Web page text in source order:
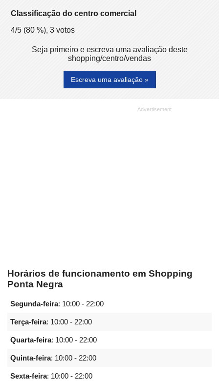
Classificação do centro comercial
4/5 (80 %), 3 votos
Seja primeiro e escreva uma avaliação deste
shopping/centro/vendas
Escreva uma avaliação »
Horários de funcionamento em Shopping
Ponta Negra
Segunda-feira: 10:00 - 22:00
Terça-feira: 10:00 - 22:00
Quarta-feira: 10:00 - 22:00
Quinta-feira: 10:00 - 22:00
Sexta-feira: 10:00 - 22:00